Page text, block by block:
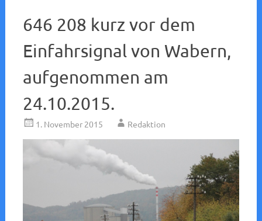
646 208 kurz vor dem
Einfahrsignal von Wabern,
aufgenommen am
24.10.2015.
1. November 2015 Redaktion